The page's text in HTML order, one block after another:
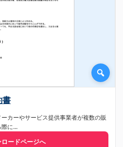
書
カーやサービス提供事業者が複数の販
に...
ロードページへ